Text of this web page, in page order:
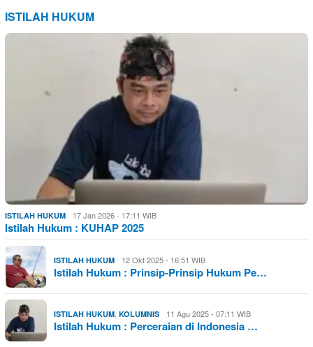
ISTILAH HUKUM
ISTILAH HUKUM 17 Jan 2026 - 17:11 WIB
Istilah Hukum : KUHAP 2025
ISTILAH HUKUM 12 Okt 2025 - 16:51 WIB
Istilah Hukum : Prinsip-Prinsip Hukum Pe…
ISTILAH HUKUM, KOLUMNIS 11 Agu 2025 - 07:11 WIB
Istilah Hukum : Perceraian di Indonesia …